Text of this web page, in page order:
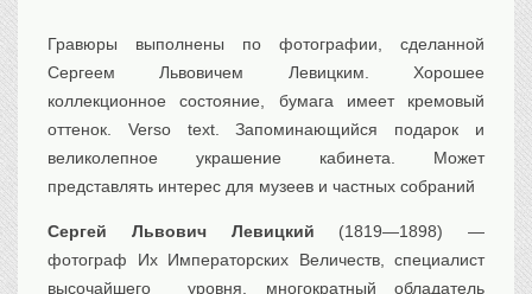
Гравюры выполнены по фотографии, сделанной
Сергеем Львовичем Левицким. Хорошее
коллекционное состояние, бумага имеет кремовый
оттенок. Verso text. Запоминающийся подарок и
великолепное украшение кабинета. Может
представлять интерес для музеев и частных собраний
Сергей Львович Левицкий (1819—1898) —
фотограф Их Императорских Величеств, специалист
высочайшего уровня, многократный обладатель